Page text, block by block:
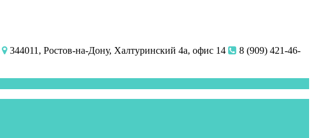
344011, Ростов-на-Дону, Халтуринский 4а, офис 14
8 (909) 421-46-